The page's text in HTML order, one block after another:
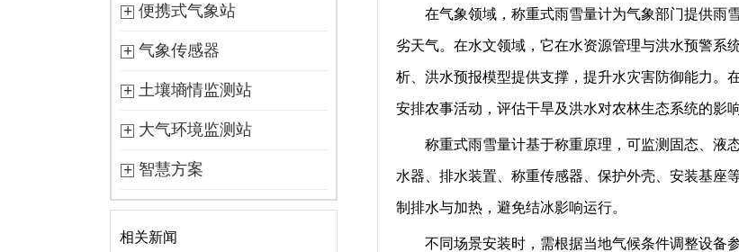
便携式气象站
气象传感器
土壤墒情监测站
大气环境监测站
智慧方案
相关新闻
在气象领域， 称重式雨雪量计为气象部门提供雨
劣天气。在水文领域，它在水资源管理与洪水预警系
析、洪水预报模型提供支撑，提升水灾害防御能力。
安排农事活动，评估干旱及洪水对农林生态系统的影响
称重式雨雪量计基于称重原理，可监测固态、液
水器、排水装置、称重传感器、保护外壳、安装基座
制排水与加热，避免结冰影响运行。
不同场景安装时，需根据当地气候条件调整设备